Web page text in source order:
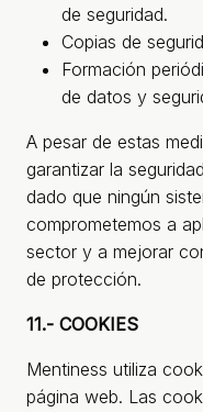
de seguridad.
Copias de
Formación
de datos y
A pesar de estas
garantizar la
dado que ningún
comprometemos a
sector y a mejorar
de protección.
11.- COOKIES
Mentiness utiliza
página web. Las